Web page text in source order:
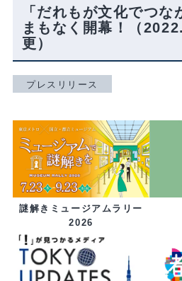
「だれもが文化でつな
まもなく開幕！（
更）
プレスリリース
謎解きミュージアムラリー
2026